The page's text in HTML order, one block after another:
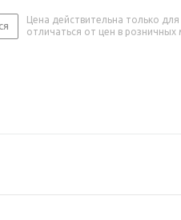
Цена действительна только
отличаться от цен в розничных